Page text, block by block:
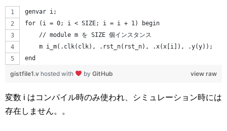
genvar i;
for (i = 0; i < SIZE; i = i + 1) begin
    // module m を SIZE 個インスタンス
    m i_m(.clk(clk), .rst_n(rst_n), .x(x[i]), .y(y));
end
view raw
gistfile1.v hosted with by GitHub
変数 i はコンパイル時のみ使われ、シミュレーション時には
存在しません。。